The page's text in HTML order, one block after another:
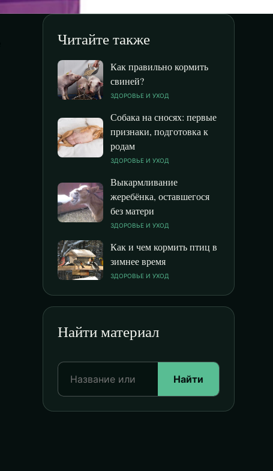
Читайте также
Как правильно кормить
свиней?
ЗДОРОВЬЕ И УХОД
Собака на сносях: первые
признаки, подготовка к
родам
ЗДОРОВЬЕ И УХОД
Выкармливание
жеребёнка, оставшегося
без матери
ЗДОРОВЬЕ И УХОД
Как и чем кормить птиц в
зимнее время
ЗДОРОВЬЕ И УХОД
Найти материал
Найти